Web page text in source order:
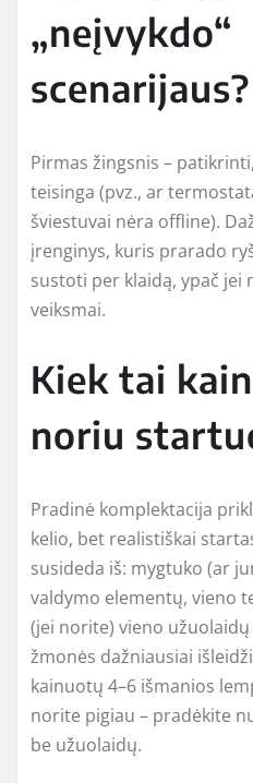
„neįvykdo“
scenarijaus?
Pirmas žingsnis –
teisinga (pvz., ar
šviestuvai nėra offline).
įrenginys, kuris prarado
sustoti per klaidą, ypač
veiksmai.
Kiek tai
noriu
Pradinė komplektacija
kelio, bet realistiškai
susideda iš: mygtuko (ar
valdymo elementų, vieno
(jei norite) vieno
žmonės dažniausiai
kainuotų 4–6 išmanios
norite pigiau – pradėkite
be užuolaidų.